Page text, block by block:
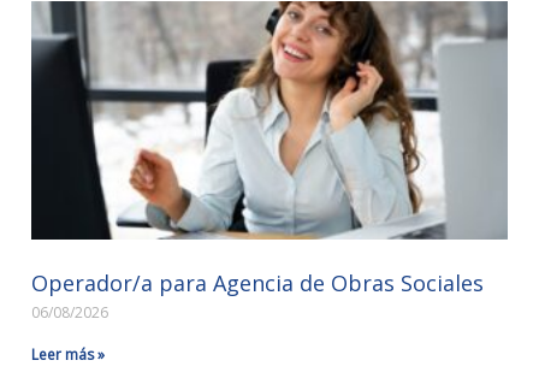
Operador/a para Agencia de Obras Sociales
06/08/2026
Leer más »